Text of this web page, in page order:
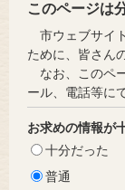
このページは
市ウェブサイ
ために、皆さん
なお、このペ
ール、電話等に
お求めの情報が
十分だった
普通